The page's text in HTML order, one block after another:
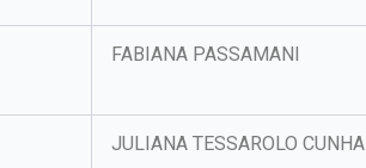
FABIANA PASSAMANI
JULIANA TESSAROLO CUNHA